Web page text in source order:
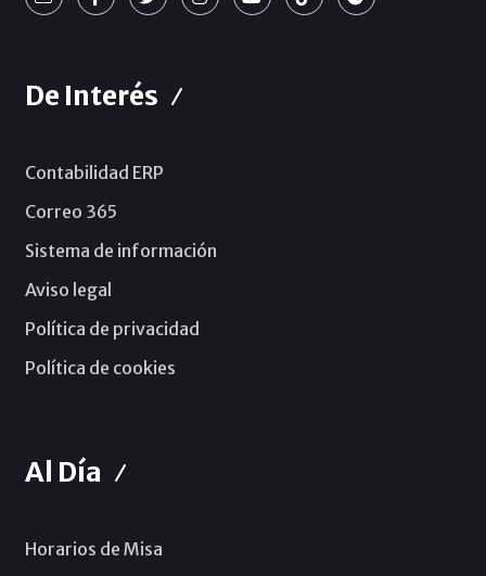
De Interés
Contabilidad ERP
Correo 365
Sistema de información
Aviso legal
Política de privacidad
Política de cookies
Al Día
Horarios de Misa